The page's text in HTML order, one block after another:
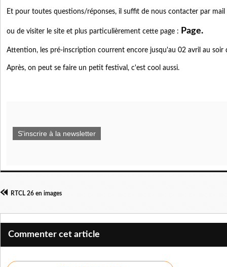
Et pour toutes questions/réponses, il suffit de nous contacter par
ou de visiter le site et plus particulièrement cette page : Page.
Attention, les pré-inscription courrent encore jusqu'au 02 avril au soir
Après, on peut se faire un petit festival, c'est cool aussi.
S'inscrire à la newsletter
RTCL 26 en images
Commenter cet article